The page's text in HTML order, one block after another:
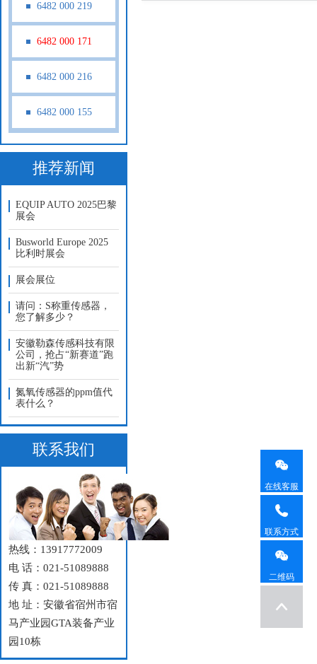
6482 000 219
6482 000 171
6482 000 216
6482 000 155
推荐新闻
EQUIP AUTO 2025巴黎
展会
Busworld Europe 2025
比利时展会
展会展位
请问：S称重传感器，
您了解多少？
安徽勒森传感科技有限
公司，抢占“新赛道”跑
出新“汽”势
氮氧传感器的ppm值代
表什么？
联系我们
热线：13917772009
电 话：021-51089888
传 真：021-51089888
地 址：安徽省宿州市宿
马产业园GTA装备产业
园10栋
在线客服
联系方式
二维码